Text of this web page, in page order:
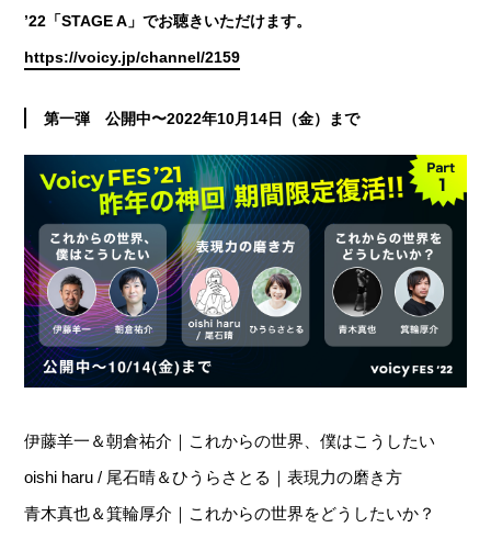
’22「STAGE A」でお聴きいただけます。
https://voicy.jp/channel/2159
第一弾 公開中〜2022年10月14日（金）まで
伊藤羊一＆朝倉祐介｜これからの世界、僕はこうしたい
oishi haru / 尾石晴＆ひうらさとる｜表現力の磨き方
青木真也＆箕輪厚介｜これからの世界をどうしたいか？